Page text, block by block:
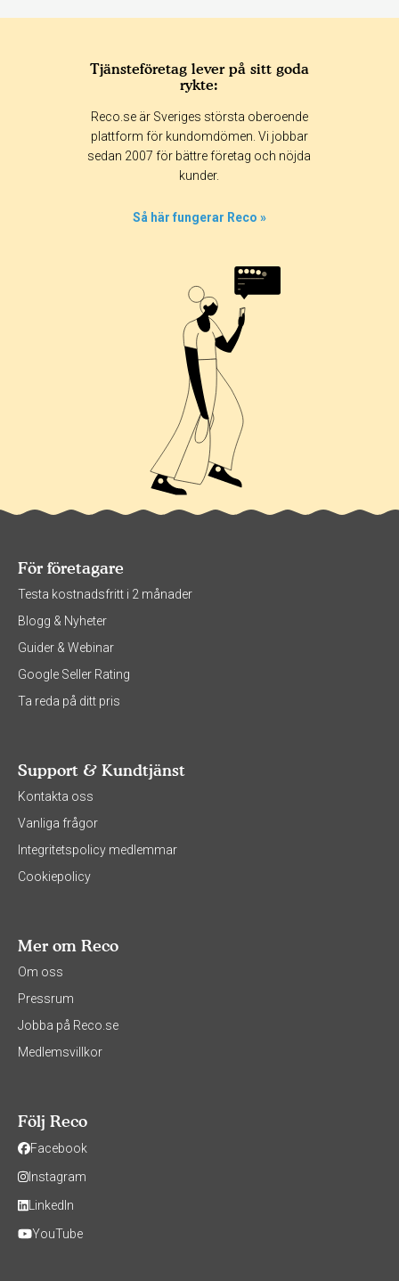
Tjänsteföretag lever på sitt goda
rykte:
Reco.se är Sveriges största oberoende
plattform för kundomdömen. Vi jobbar
sedan 2007 för bättre företag och nöjda
kunder.
Så här fungerar Reco »
För företagare
Testa kostnadsfritt i 2 månader
Blogg & Nyheter
Guider & Webinar
Google Seller Rating
Ta reda på ditt pris
Support & Kundtjänst
Kontakta oss
Vanliga frågor
Integritetspolicy medlemmar
Cookiepolicy
Mer om Reco
Om oss
Pressrum
Jobba på Reco.se
Medlemsvillkor
Följ Reco
Facebook
Instagram
LinkedIn
YouTube